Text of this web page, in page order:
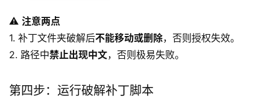
⚠️ 注意两点
1. 补丁文件夹破解后不能移动或删除，否则授权失效。
2. 路径中禁止出现中文，否则极易失败。
第四步：运行破解补丁脚本